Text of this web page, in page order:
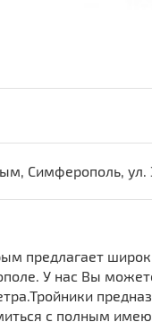
Симферополь, ул.
предлагает
У нас Вы
с полным